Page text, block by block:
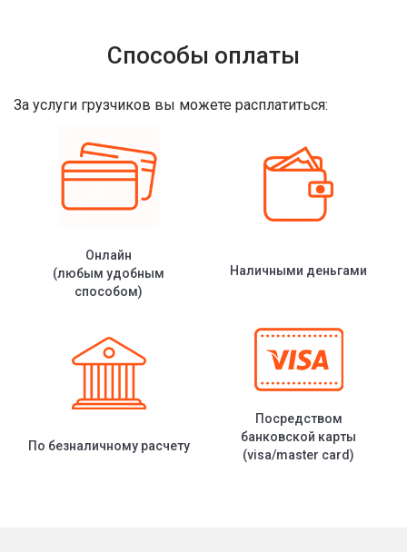
Способы оплаты
За услуги грузчиков вы можете расплатиться:
Онлайн
(любым удобным
способом)
Наличными деньгами
По безналичному расчету
Посредством
банковской карты
(visa/master card)